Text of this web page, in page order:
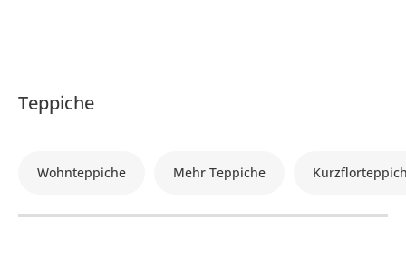
Teppiche
Wohnteppiche Mehr Teppiche